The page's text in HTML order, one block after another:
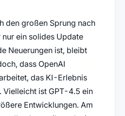
den großen Sprung nach
ein solides Update
Neuerungen ist, bleibt
dass OpenAI
das KI-Erlebnis
ist GPT-4.5 ein
Entwicklungen. Am